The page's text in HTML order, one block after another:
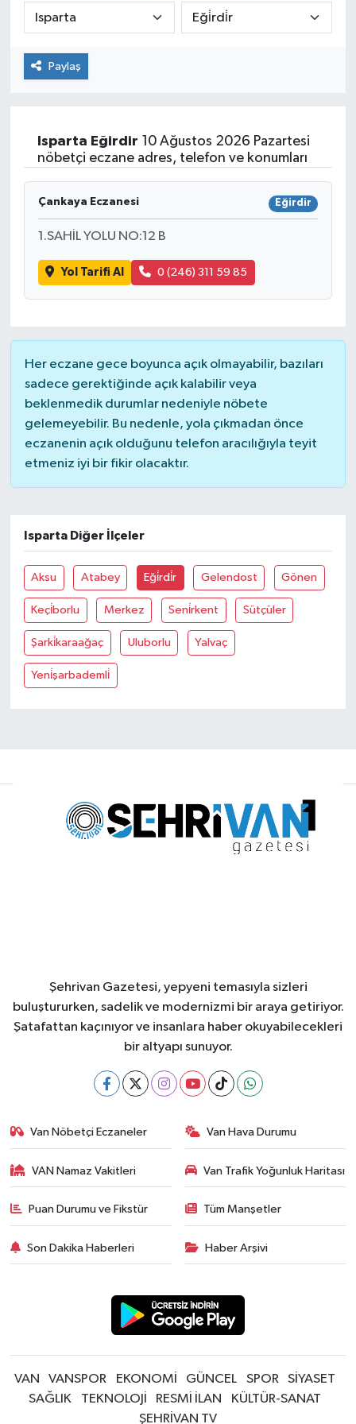
Paylaş
Isparta Eğirdir 10 Ağustos 2026 Pazartesi
nöbetçi eczane adres, telefon ve konumları
Çankaya Eczanesi Eğirdir
1.SAHİL YOLU NO:12 B
Yol Tarifi Al 0 (246) 311 59 85
Her eczane gece boyunca açık olmayabilir, bazıları
sadece gerektiğinde açık kalabilir veya
beklenmedik durumlar nedeniyle nöbete
gelemeyebilir. Bu nedenle, yola çıkmadan önce
eczanenin açık olduğunu telefon aracılığıyla teyit
etmeniz iyi bir fikir olacaktır.
Isparta Diğer İlçeler
Aksu Atabey Eği̇rdi̇r Gelendost Gönen
Keçi̇borlu Merkez Seni̇rkent Sütçüler
Şarki̇karaağaç Uluborlu Yalvaç
Yeni̇şarbademli̇
Şehrivan Gazetesi, yepyeni temasıyla sizleri
buluştururken, sadelik ve modernizmi bir araya getiriyor.
Şatafattan kaçınıyor ve insanlara haber okuyabilecekleri
bir altyapı sunuyor.
Van Nöbetçi Eczaneler Van Hava Durumu
VAN Namaz Vakitleri Van Trafik Yoğunluk Haritası
Puan Durumu ve Fikstür Tüm Manşetler
Son Dakika Haberleri Haber Arşivi
VAN VANSPOR EKONOMİ GÜNCEL SPOR
SİYASET
SAĞLIK
TEKNOLOJİ RESMİ İLAN
KÜLTÜR-SANAT
ŞEHRİVAN TV